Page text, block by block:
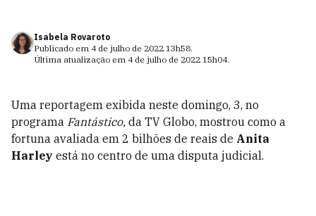
Isabela Rovaroto
Publicado em 4 de julho de 2022 13h58.
Última atualização em 4 de julho de 2022 15h04.
Uma reportagem exibida neste domingo, 3, no
programa Fantástico, da TV Globo, mostrou como a
fortuna avaliada em 2 bilhões de reais de Anita
Harley está no centro de uma disputa judicial.